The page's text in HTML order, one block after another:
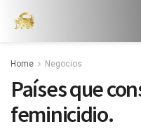
Home Negocios
Países que
feminicidio.